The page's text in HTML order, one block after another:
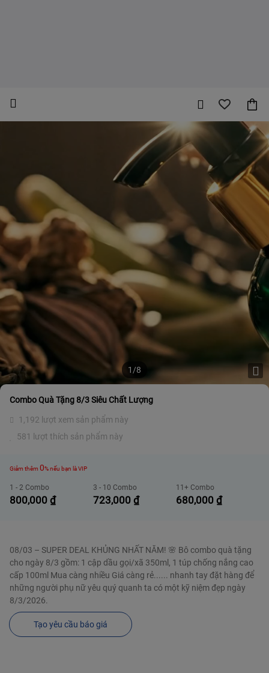
1/8
Combo Quà Tặng 8/3 Siêu Chất Lượng
1,192 lượt xem sản phẩm này
581 lượt thích sản phẩm này
Giảm thêm 0% nếu bạn là VIP
800,000 ₫
1 - 2 Combo
723,000 ₫
3 - 10 Combo
680,000₫
11+ Combo
08/03 – SUPER DEAL KHỦNG NHẤT NĂM! 🌸 Bô combo quà tặng
cho ngày 8/3 gồm: 1 cập dầu gọi/xã 350ml, 1 túp chống nắng cao
cấp 100ml Mua càng nhiều Giá càng rẻ...... nhanh tay đặt hàng để
những người phụ nữ yêu quý quanh ta có một kỹ niệm đẹp ngày
8/3/2026.
Tạo yêu cầu báo giá